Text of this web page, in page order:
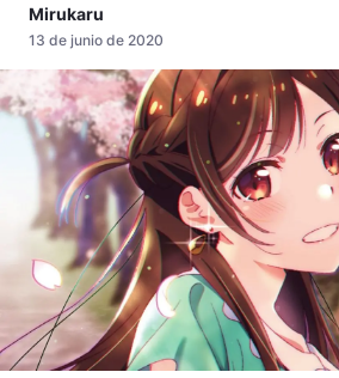
Mirukaru
13 de junio de 2020